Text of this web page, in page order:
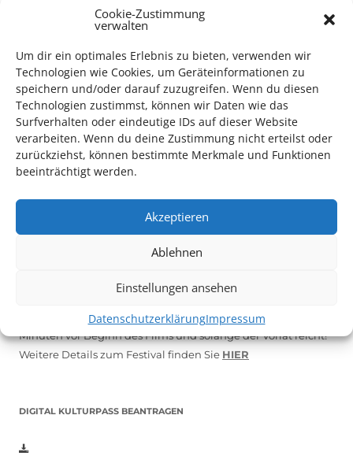
Cookie-Zustimmung
verwalten
Um dir ein optimales Erlebnis zu bieten, verwenden wir
Technologien wie Cookies, um Geräteinformationen zu
speichern und/oder darauf zuzugreifen. Wenn du diesen
Technologien zustimmst, können wir Daten wie das
Surfverhalten oder eindeutige IDs auf dieser Website
verarbeiten. Wenn du deine Zustimmung nicht erteilst oder
zurückziehst, können bestimmte Merkmale und Funktionen
beeinträchtigt werden.
Akzeptieren
Ablehnen
Einstellungen ansehen
DatenschutzerklärungImpressum
*KULTURTIPP SOMMERPAUSE: FESTIVAL DES DEUTSCHEN FILMS*
Auch dieses Jahr findet wieder dasFestival des deutschen
Vom 19. August bist zum 9. September
Inhaber*innen freien Eintrittzu den Vorstellungen – 30
Minuten vor Beginn des Films und solange der Vorrat reicht!
Weitere Details zum Festival finden Sie HIER
DIGITAL KULTURPASS BEANTRAGEN